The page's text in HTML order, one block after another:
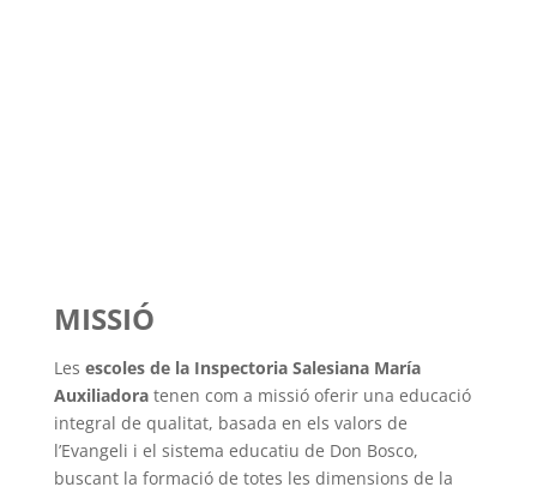
MISSIÓ
Les escoles de la Inspectoria Salesiana María
Auxiliadoratenen com a missió oferir una educació
integral de qualitat, basada en els valors de
l’Evangeli i el sistema educatiu de Don Bosco,
buscant la formació de totes les dimensions de la